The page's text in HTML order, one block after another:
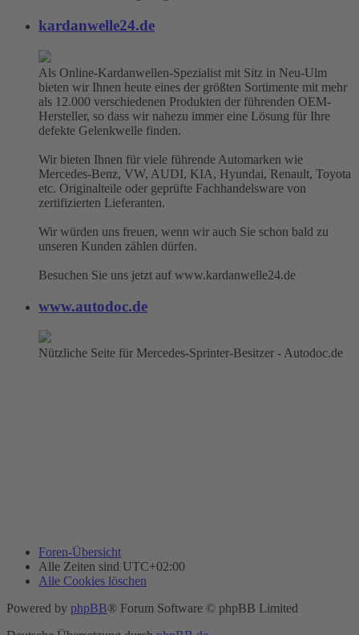
kardanwelle24.de
Als Online-Kardanwellen-Spezialist mit Sitz in Neu-Ulm
bieten wir Ihnen heute eines der größten Sortimente mit mehr
als 12.000 verschiedenen Produkten der führenden OEM-
Hersteller, so dass wir nahezu immer eine Lösung für Ihre
defekte Gelenkwelle finden.
Wir bieten Ihnen für viele führende Automarken wie
Mercedes-Benz, VW, AUDI, KIA, Hyundai, Renault, Toyota
etc. Originalteile oder geprüfte Fachhandelsware von
zertifizierten Lieferanten.
Wir würden uns freuen, wenn wir auch Sie schon bald zu
unseren Kunden zählen dürfen.
Besuchen Sie uns jetzt auf www.kardanwelle24.de
www.autodoc.de
Nützliche Seite für Mercedes-Sprinter-Besitzer - Autodoc.de
Foren-Übersicht
Alle Zeiten sind UTC+02:00
Alle Cookies löschen
Powered by phpBB® Forum Software © phpBB Limited